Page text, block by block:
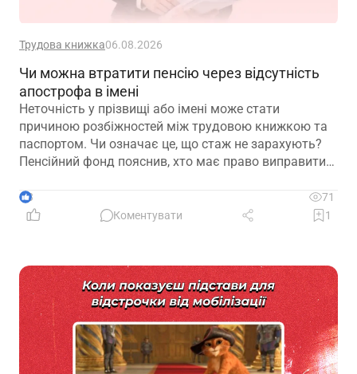
Трудова книжка06.08.2026
Чи можна втратити пенсію через відсутність
апострофа в імені
Неточність у прізвищі або імені може стати
причиною розбіжностей між трудовою книжкою та
паспортом. Чи означає це, що стаж не зарахують?
Пенсійний фонд пояснив, хто має право виправити
підставі яких документів це робиться та чому не
варто відкладати внесення змін до моменту
3
71
Коментувати
1